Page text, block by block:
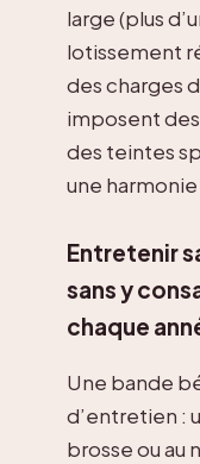
large (plus
lotissement
des charges
imposent
des teintes
une
Entretenir
sans y
chaque
Une bande
d’entretien :
brosse ou au